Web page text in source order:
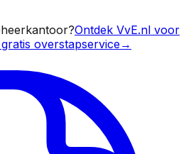
Ontdek VvE.nl voor
overstapservice→